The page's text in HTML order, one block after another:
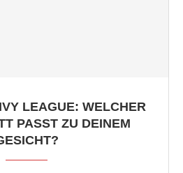
LEAGUE: WELCHER
PASST ZU DEINEM